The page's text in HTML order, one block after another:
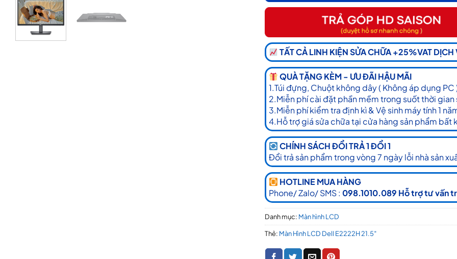
TẤT CẢ LINH KIỆN SỬA CHỮA +25%VAT DỊCH
QUÀ TẶNG KÈM - ƯU ĐÃI HẬU MÃI
1.Túi đựng, Chuột không dây ( Không áp dụng PC
2.Miễn phí cài đặt phần mềm trong suốt thời gian
3.Miễn phí kiểm tra định kì & Vệ sinh máy tính 1
4.Hỗ trợ giá sửa chữa tại cửa hàng sản phẩm bất
CHÍNH SÁCH ĐỔI TRẢ 1 ĐỔI 1
Đổi trả sản phẩm trong vòng 7 ngày lỗi nhà sản
HOTLINE MUA HÀNG
Phone/ Zalo/ SMS : 098.1010.089 Hỗ trợ tư vấn
Danh mục: Màn hình LCD
Thẻ: Màn Hình LCD Dell E2222H 21.5″